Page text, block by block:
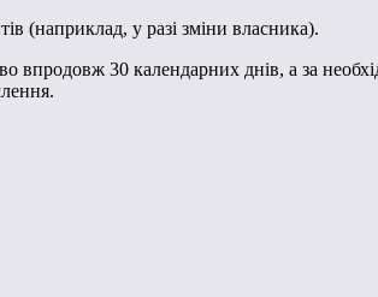
(наприклад, у разі зміни власника).
впродовж 30 календарних днів, а за